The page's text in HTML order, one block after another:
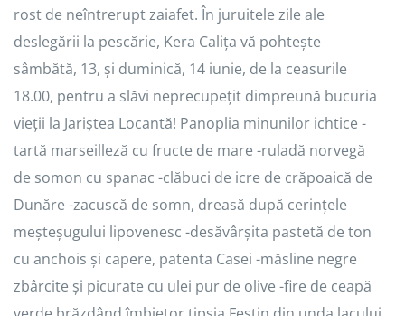
rost de neîntrerupt zaiafet. În juruitele zile ale
deslegării la pescărie, Kera Calița vă pohtește
sâmbătă, 13, și duminică, 14 iunie, de la ceasurile
18.00, pentru a slăvi neprecupețit dimpreună bucuria
vieții la Jariștea Locantă! Panoplia minunilor ichtice -
tartă marseilleză cu fructe de mare -ruladă norvegă
de somon cu spanac -clăbuci de icre de crăpoaică de
Dunăre -zacuscă de somn, dreasă după cerințele
meșteșugului lipovenesc -desăvârșita pastetă de ton
cu anchois și capere, patenta Casei -măsline negre
zbârcite și picurate cu ulei pur de olive -fire de ceapă